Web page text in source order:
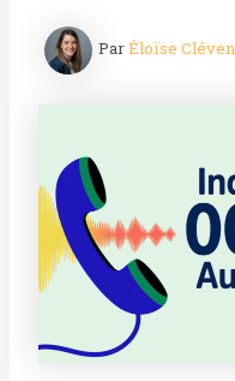
ParÉloïse